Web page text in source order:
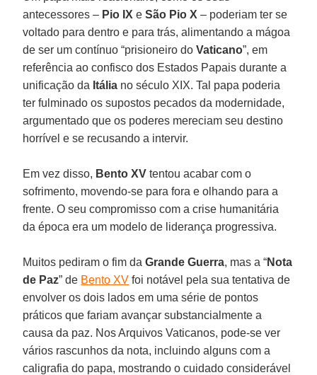
antecessores – Pio IX eSão Pio X– poderiam ter se
voltado para dentro e para trás, alimentando a mágoa
de ser um contínuo “prisioneiro doVaticano”, em
referência ao confisco dos Estados Papais durante a
unificação da Itália no século XIX. Tal papa poderia
ter fulminado os supostos pecados da modernidade,
argumentado que os poderes mereciam seu destino
horrível e se recusando a intervir.
Em vez disso, Bento XV tentou acabar com o
sofrimento, movendo-se para fora e olhando para a
frente. O seu compromisso com a crise humanitária
da época era um modelo de liderança progressiva.
Muitos pediram o fim daGrande Guerra, mas a “Nota
de Paz” de Bento XV foi notável pela sua tentativa de
envolver os dois lados em uma série de pontos
práticos que fariam avançar substancialmente a
causa da paz. Nos Arquivos Vaticanos, pode-se ver
vários rascunhos da nota, incluindo alguns com a
caligrafia do papa, mostrando o cuidado considerável